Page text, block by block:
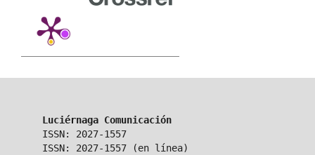
Luciérnaga Comunicación
ISSN: 2027-1557
ISSN: 2027-1557 (en línea)